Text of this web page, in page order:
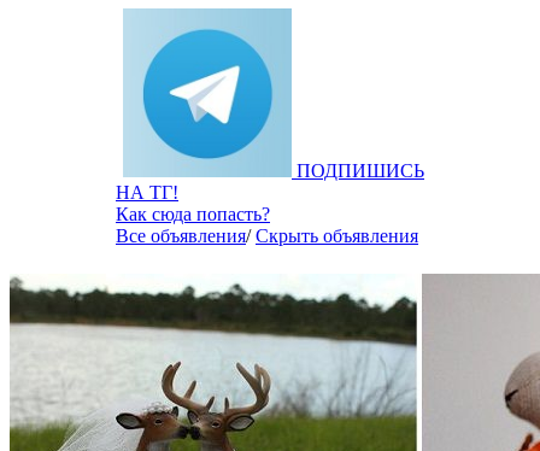
ПОДПИШИСЬ
НА ТГ!
Как сюда попасть?
Все объявления/Скрыть объявления